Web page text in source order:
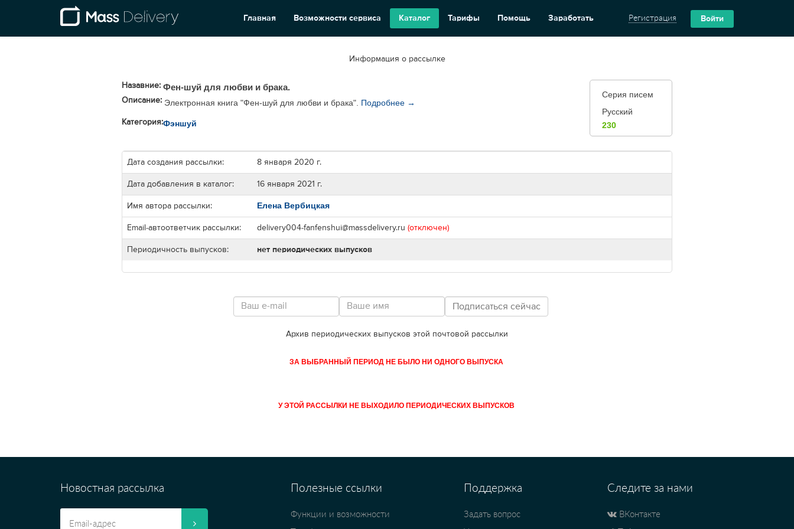
Главная Возможности сервиса Каталог Тарифы Помощь Заработать Регистрация Войти
Информация о рассылке
Назавние: Фен-шуй для любви и брака.
Серия писем
Русский
230
Описание: Электронная книга "Фен-шуй для любви и брака". Подробнее →
Категория:Фэншуй
Дата создания рассылки: 8 января 2020 г.
Дата добавления в каталог: 16 января 2021 г.
Имя автора рассылки: Елена Вербицкая
Email-автоответчик рассылки: delivery004-fanfenshui@massdelivery.ru (отключен)
Периодичность выпусков: нет периодических выпусков
Архив периодических выпусков этой почтовой рассылки
ЗА ВЫБРАННЫЙ ПЕРИОД НЕ БЫЛО НИ ОДНОГО ВЫПУСКА
У ЭТОЙ РАССЫЛКИ НЕ ВЫХОДИЛО ПЕРИОДИЧЕСКИХ ВЫПУСКОВ
Новостная рассылка Полезные ссылки
Функции и возможности
Поддержка
Задать вопрос
Следите за нами
ВКонтакте